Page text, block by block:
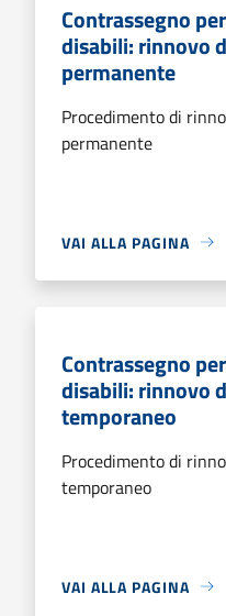
Contrassegno
disabili: rinnovo
permanente
Procedimento di
permanente
VAI ALLA PAGINA
Contrassegno
disabili: rinnovo
temporaneo
Procedimento di
temporaneo
VAI ALLA PAGINA